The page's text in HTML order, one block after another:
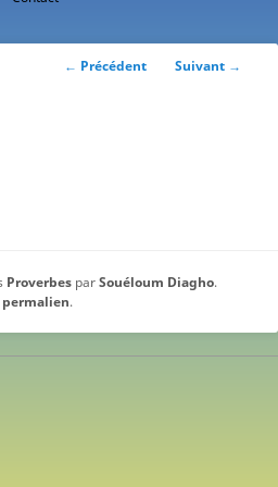
Navigation
← Précédent Suivant →
Proverbes parSouéloum Diagho.
permalien.